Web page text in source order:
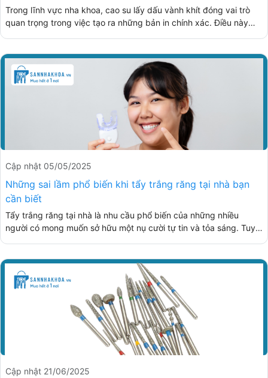
Trong lĩnh vực nha khoa, cao su lấy dấu vành khít đóng vai trò
quan trọng trong việc tạo ra những bản in chính xác. Điều này
hiểu hơn về loại cao su vành khít lấy dấu nhé.
Cập nhật 05/05/2025
Những sai lầm phổ biến khi tẩy trắng răng tại nhà bạn
cần biết
Tẩy trắng răng tại nhà là nhu cầu phổ biến của những nhiều
người có mong muốn sở hữu một nụ cười tự tin và tỏa sáng. Tuy
tránh phạm phải nhé.
Cập nhật 21/06/2025